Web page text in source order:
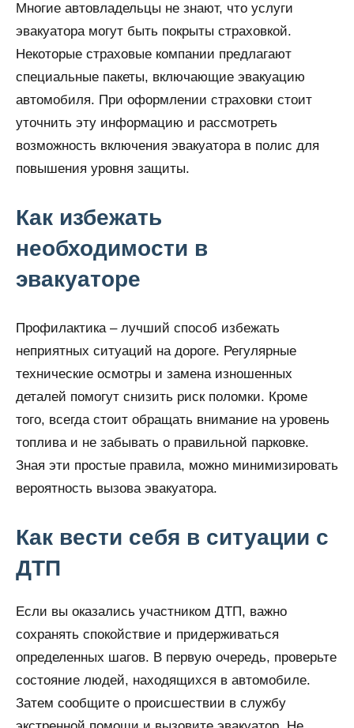
Многие автовладельцы не знают, что услуги
эвакуатора могут быть покрыты страховкой.
Некоторые страховые компании предлагают
специальные пакеты, включающие эвакуацию
автомобиля. При оформлении страховки стоит
уточнить эту информацию и рассмотреть
возможность включения эвакуатора в полис для
повышения уровня защиты.
Как избежать
необходимости в
эвакуаторе
Профилактика – лучший способ избежать
неприятных ситуаций на дороге. Регулярные
технические осмотры и замена изношенных
деталей помогут снизить риск поломки. Кроме
того, всегда стоит обращать внимание на уровень
топлива и не забывать о правильной парковке.
Зная эти простые правила, можно минимизировать
вероятность вызова эвакуатора.
Как вести себя в ситуации с
ДТП
Если вы оказались участником ДТП, важно
сохранять спокойствие и придерживаться
определенных шагов. В первую очередь, проверьте
состояние людей, находящихся в автомобиле.
Затем сообщите о происшествии в службу